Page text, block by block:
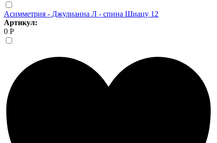
Асимметрия - Джулианна Л - спина Шиацу 12
Артикул:
0 Р